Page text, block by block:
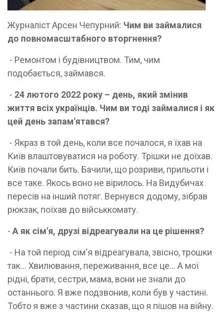
Журналіст Арсен Чепурний: Чим ви займалися
до повномасштабного вторгнення?
- Ремонтом і будівництвом. Тим, чим
подобається, займався.
- 24 лютого 2022 року – день, який змінив
життя всіх українців. Чим ви тоді займалися і як
цей день запам'ятався?
- Якраз в той день, коли все почалося, я їхав на
Київ влаштовуватися на роботу. Трішки не доїхав.
Київ почали бить. Бачили, що розриви, прильоти і
все таке. Якось воно не вірилось. На Видубичах
пересів на інший потяг. Вернувся додому, зібрав
рюкзак, поїхав до військкомату.
- А як сім'я, друзі відреагували на це рішення?
- На той період сім'я відреагувала, звісно, трошки
так... Хвилювання, переживання, все це… А мої
рідні, брати, сестри, мама, вони не знали до
останнього. Я вже подзвонив, коли був у частині.
Тобто я вже з частини сказав, що я пішов на війну.